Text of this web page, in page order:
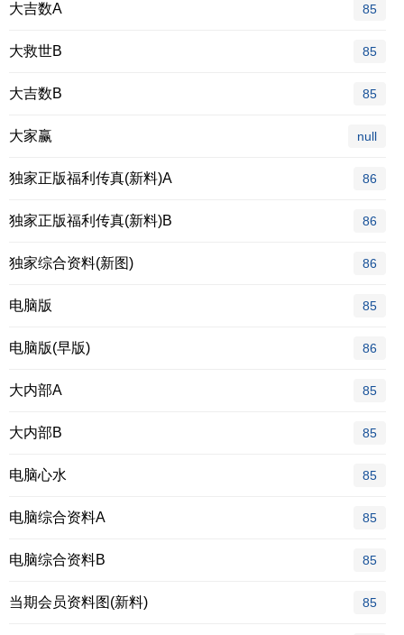
大吉数A 85
大救世B 85
大吉数B 85
大家赢 null
独家正版福利传真(新料)A 86
独家正版福利传真(新料)B 86
独家综合资料(新图) 86
电脑版 85
电脑版(早版) 86
大内部A 85
大内部B 85
电脑心水 85
电脑综合资料A 85
电脑综合资料B 85
当期会员资料图(新料) 85